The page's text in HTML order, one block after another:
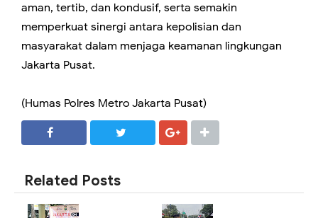
aman, tertib, dan kondusif, serta semakin
memperkuat sinergi antara kepolisian dan
masyarakat dalam menjaga keamanan lingkungan
Jakarta Pusat.
(Humas Polres Metro Jakarta Pusat)
Related Posts